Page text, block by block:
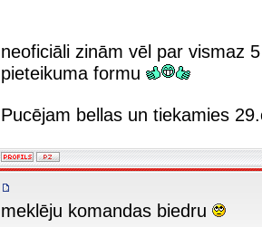
neoficiāli zinām vēl par vismaz
pieteikuma formu
Pucējam bellas un tiekamies
meklēju komandas biedru